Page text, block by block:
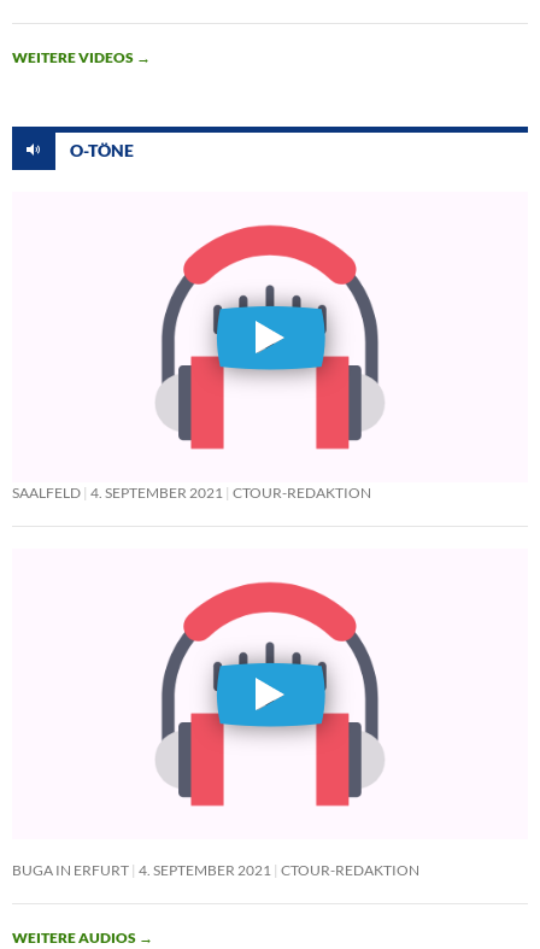
WEITERE VIDEOS →
O-TÖNE
SAALFELD 4. SEPTEMBER 2021 CTOUR-REDAKTION
BUGA IN ERFURT 4. SEPTEMBER 2021 CTOUR-REDAKTION
WEITERE AUDIOS →